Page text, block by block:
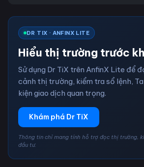
DR TIX · ANFINX LITE
Hiểu thị trường trước
Sử dụng Dr TiX trên AnfinX Lite để
cảnh thị trường, kiểm tra sổ lệnh,
kiện giao dịch quan trọng.
Khám phá Dr TiX
Thông tin chỉ mang tính hỗ trợ đọc thị trường,
đầu tư.